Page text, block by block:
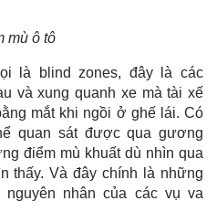
mù ô tô
là blind zones, đây là các
và xung quanh xe mà tài xế
mắt khi ngồi ở ghế lái. Có
quan sát được qua gương
điểm mù khuất dù nhìn qua
thấy. Và đây chính là những
nguyên nhân của các vụ va